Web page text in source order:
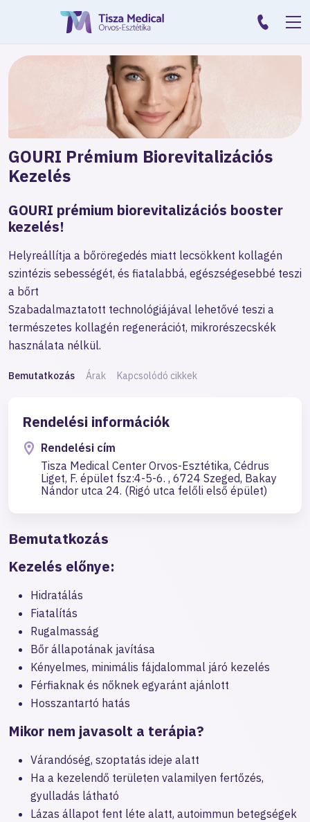
GOURI Prémium Biorevitalizációs
Kezelés
GOURI prémium biorevitalizációs booster
kezelés!
Helyreállítja a bőröregedés miatt lecsökkent kollagén
szintézis sebességét, és fiatalabbá, egészségesebbé teszi
a bőrt
Szabadalmaztatott technológiájával lehetővé teszi a
természetes kollagén regenerációt, mikrorészecskék
használata nélkül.
Bemutatkozás Árak Kapcsolódó cikkek
Rendelési információk
Rendelési cím
Tisza Medical Center Orvos-Esztétika, Cédrus
Liget, F. épület fsz:4-5-6. , 6724 Szeged, Bakay
Nándor utca 24. (Rigó utca felőli első épület)
Bemutatkozás
Kezelés előnye:
Hidratálás
Fiatalítás
Rugalmasság
Bőr állapotának javítása
Kényelmes, minimális fájdalommal járó kezelés
Férfiaknak és nőknek egyaránt ajánlott
Hosszantartó hatás
Mikor nem javasolt a terápia?
Várandóség, szoptatás ideje alatt
Ha a kezelendő területen valamilyen fertőzés,
gyulladás látható
Lázas állapot fent léte alatt, autoimmun betegségek